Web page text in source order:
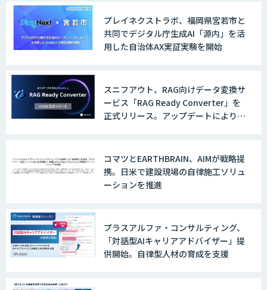
プレイネクストラボ、福岡県宮若市と
共同でデジタル庁生成AI「源内」を活
用した自治体AX実証実験を開始
スニフアウト、RAG向けデータ変換サ
ービス「RAG Ready Converter」を
正式リリース。アップデートにより変
コマツとEARTHBRAIN、AIMが戦略提
携。日米で建設現場の自律施工ソリュ
ーションを推進
プラスアルファ・コンサルティング、
「対話型AIキャリアアドバイザー」提
供開始。自律型人材の育成を支援